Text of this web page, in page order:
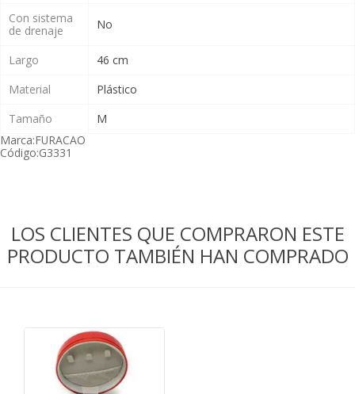
Con sistema
de drenaje
No
Largo
46 cm
Material
Plástico
Tamaño
M
Marca:FURACAO
Código:G3331
LOS CLIENTES QUE COMPRARON ESTE
PRODUCTO TAMBIÉN HAN COMPRADO